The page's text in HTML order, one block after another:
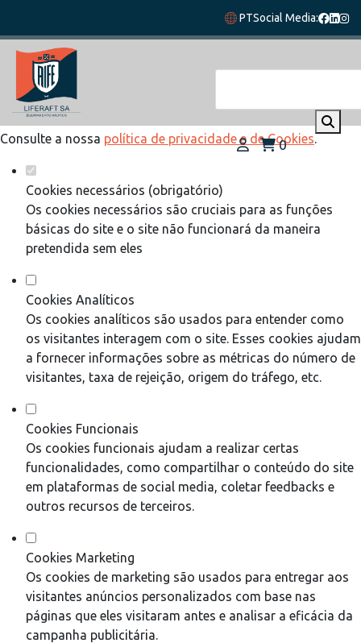
Defina as suas preferências de cookies
para este website.
Este website utiliza cookies estritamente necessários,
analíticos e funcionais, para lhe oferecer uma boa experiência
de navegação e acesso a todas as funcionalidades.
Consulte a nossa política de privacidade e de Cookies.
Cookies necessários (obrigatório)
Os cookies necessários são cruciais para as funções
básicas do site e o site não funcionará da maneira
pretendida sem eles
Cookies Analíticos
Os cookies analíticos são usados para entender como
os visitantes interagem com o site. Esses cookies ajudam
a fornecer informações sobre as métricas do número de
visitantes, taxa de rejeição, origem do tráfego, etc.
Cookies Funcionais
Os cookies funcionais ajudam a realizar certas
funcionalidades, como compartilhar o conteúdo do site
em plataformas de social media, coletar feedbacks e
outros recursos de terceiros.
Cookies Marketing
Os cookies de marketing são usados para entregar aos
visitantes anúncios personalizados com base nas
páginas que eles visitaram antes e analisar a eficácia da
campanha publicitária.
PTSocial Media:
0